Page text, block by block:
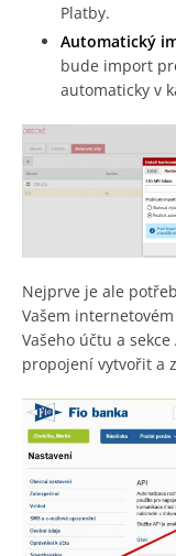
Platby.
Automatický
bude import
automaticky v
Nejprve je ale
Vašem
Vašeho účtu a
propojení vytvořit a